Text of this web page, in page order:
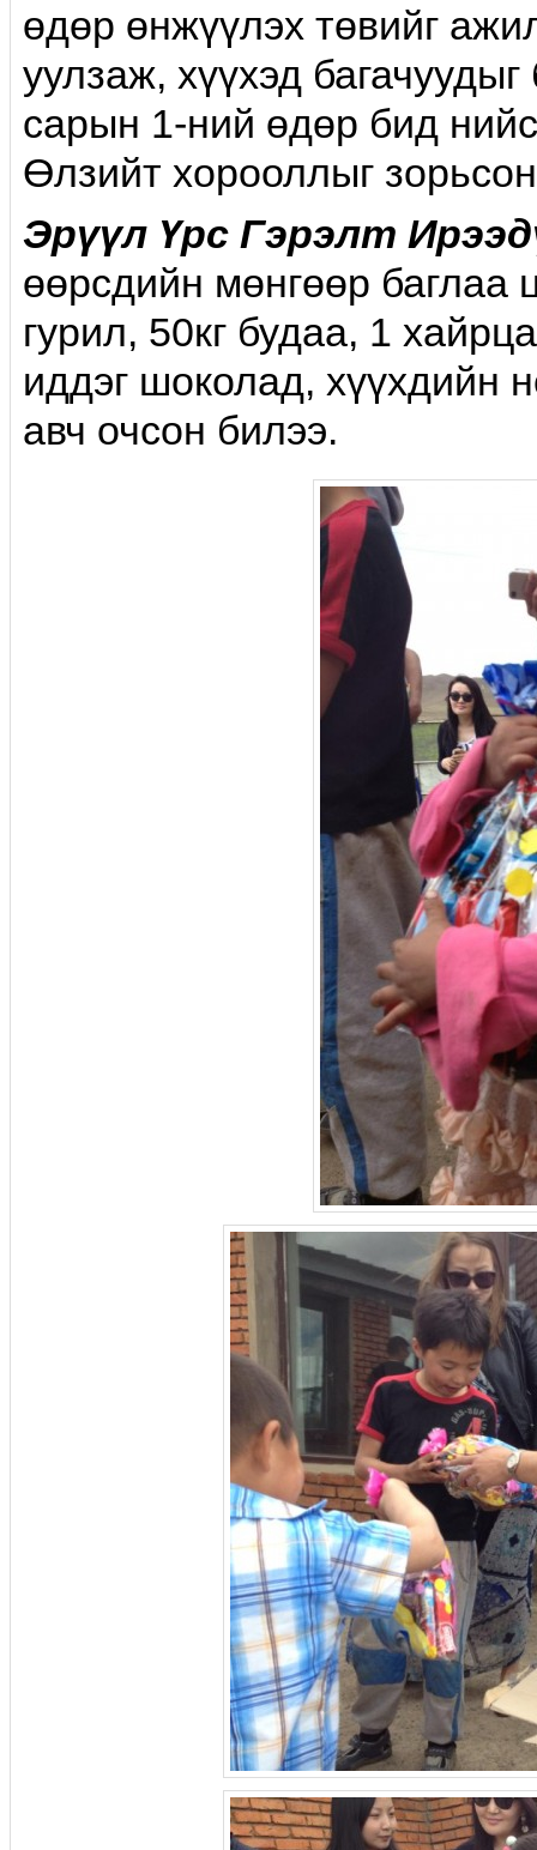
өдөр өнжүүлэх төвийг
уулзаж, хүүхэд
сарын 1-ний өдөр бид
Өлзийт хороол­лыг
Эрүүл Үрс Гэрэлт
өөрсдийн мөнгөөр баглаа
гурил, 50кг будаа, 1
иддэг шоколад, хүүхдийн
авч очсон билээ.